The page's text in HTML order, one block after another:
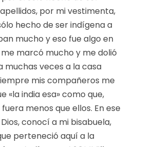
por mi vestimenta,
hecho de ser indígena a
mucho y eso fue algo en
marcó mucho y me dolió
muchas veces a la casa
mis compañeros me
«la india esa» como que,
menos que ellos. En ese
conocí a mi bisabuela,
perteneció aquí a la